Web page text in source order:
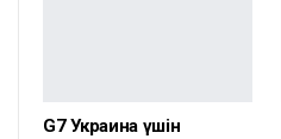
G7 Украина үшін